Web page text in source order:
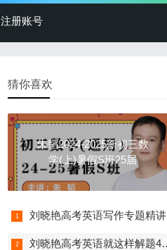
注册账号
猜你喜欢
朱韬2024-2025新初三数
学(上)暑假S班25届
刘晓艳高考英语写作专题精讲课(写作不过如此)
刘晓艳高考英语就这样解题4合1视频课